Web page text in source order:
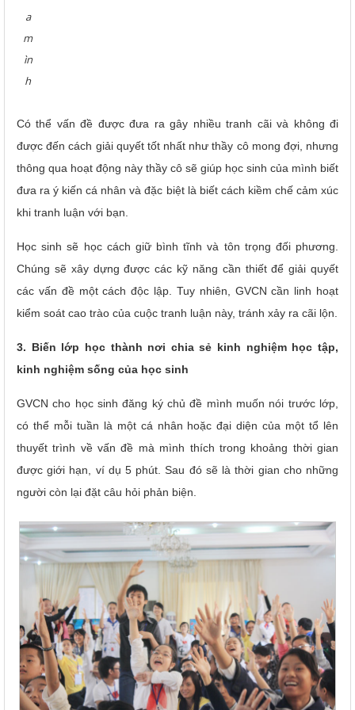
a
m
ìn
h
Có thể vấn đề được đưa ra gây nhiều tranh cãi và không đi
được đến cách giải quyết tốt nhất như thầy cô mong đợi, nhưng
thông qua hoạt động này thầy cô sẽ giúp học sinh của mình biết
đưa ra ý kiến cá nhân và đặc biệt là biết cách kiềm chế cảm xúc
khi tranh luận với bạn.
Học sinh sẽ học cách giữ bình tĩnh và tôn trọng đối phương.
Chúng sẽ xây dựng được các kỹ năng cần thiết để giải quyết
các vấn đề một cách độc lập. Tuy nhiên, GVCN cần linh hoạt
kiểm soát cao trào của cuộc tranh luận này, tránh xảy ra cãi lộn.
3. Biến lớp học thành nơi chia sẻ kinh nghiệm học tập,
kinh nghiệm sống của học sinh
GVCN cho học sinh đăng ký chủ đề mình muốn nói trước lớp,
có thể mỗi tuần là một cá nhân hoặc đại diện của một tổ lên
thuyết trình về vấn đề mà mình thích trong khoảng thời gian
được giới hạn, ví dụ 5 phút. Sau đó sẽ là thời gian cho những
người còn lại đặt câu hỏi phản biện.